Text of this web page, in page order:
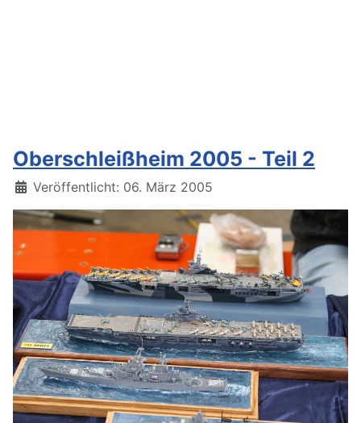
Oberschleißheim 2005 - Teil 2
Details
Veröffentlicht: 06. März 2005